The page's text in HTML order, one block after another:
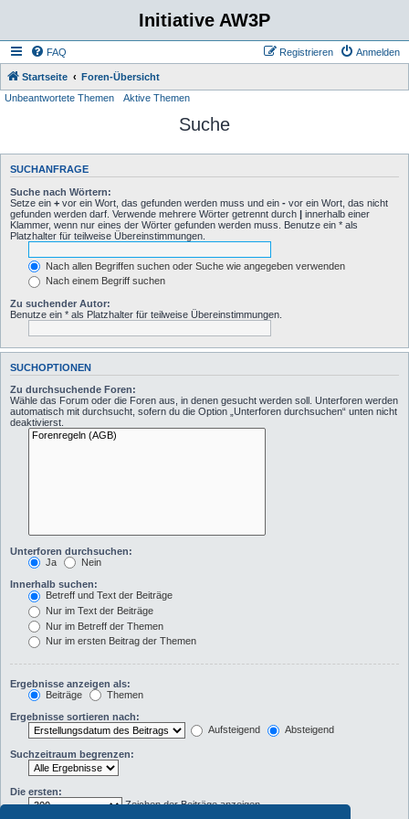
Initiative AW3P
FAQ Anmelden
Registrieren
Startseite
Foren-Übersicht
Unbeantwortete Themen
Aktive Themen
Suche
SUCHANFRAGE
Suche nach Wörtern:
Setze ein + vor ein Wort, das gefunden werden muss und ein - vor ein Wort, das nicht
gefunden werden darf. Verwende mehrere Wörter getrennt durch | innerhalb einer
Klammer, wenn nur eines der Wörter gefunden werden muss. Benutze ein * als
Platzhalter für teilweise Übereinstimmungen.
Nach allen Begriffen suchen oder Suche wie angegeben verwenden
Nach einem Begriff suchen
Zu suchender Autor:
Benutze ein * als Platzhalter für teilweise Übereinstimmungen.
SUCHOPTIONEN
Zu durchsuchende Foren:
Wähle das Forum oder die Foren aus, in denen gesucht werden soll. Unterforen werden
automatisch mit durchsucht, sofern du die Option „Unterforen durchsuchen“ unten nicht
deaktivierst.
Unterforen durchsuchen:
Ja
Nein
Innerhalb suchen:
Betreff und Text der Beiträge
Nur im Text der Beiträge
Nur im Betreff der Themen
Nur im ersten Beitrag der Themen
Ergebnisse anzeigen als:
Beiträge
Themen
Ergebnisse sortieren nach:
Aufsteigend
Absteigend
Suchzeitraum begrenzen:
Die ersten:
Zeichen der Beiträge anzeigen